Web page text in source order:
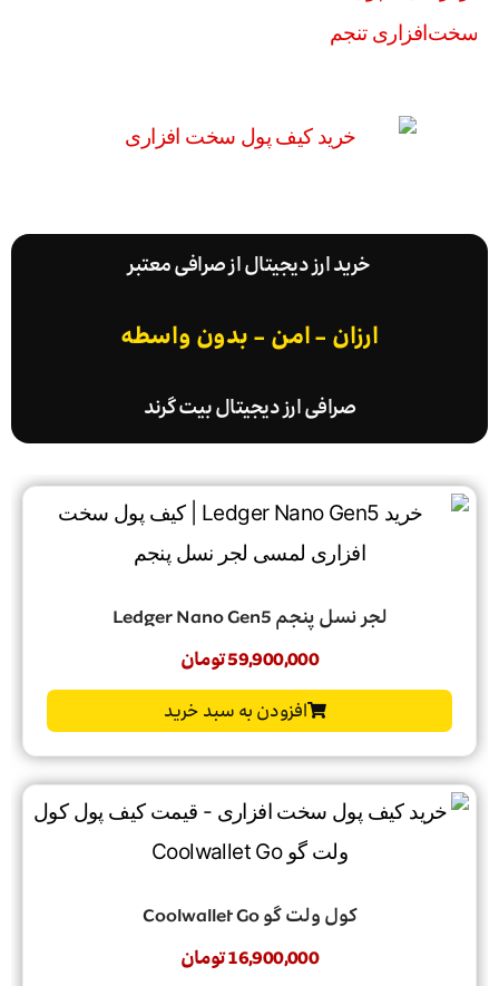
خرید ارز دیجیتال از صرافی معتبر
ارزان - امن - بدون واسطه
صرافی ارز دیجیتال بیت گرند
لجر نسل پنجم Ledger Nano Gen5
59,900,000تومان
افزودن به سبد خرید
کول ولت گو Coolwallet Go
16,900,000تومان